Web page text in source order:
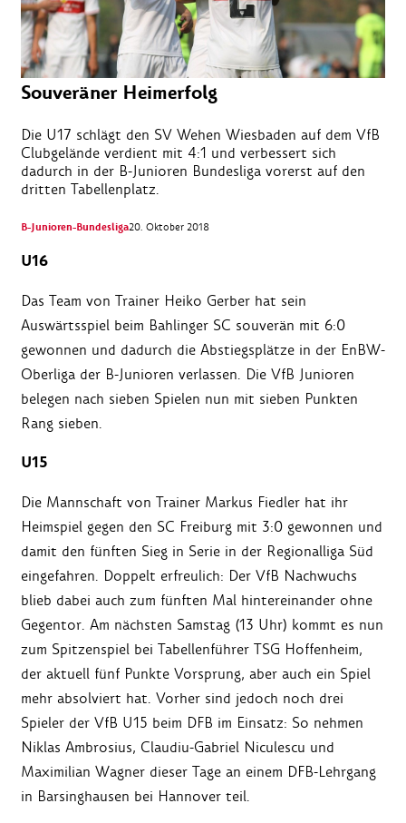
Souveräner Heimerfolg
Die U17 schlägt den SV Wehen Wiesbaden auf dem VfB
Clubgelände verdient mit 4:1 und verbessert sich
dadurch in der B-Junioren Bundesliga vorerst auf den
dritten Tabellenplatz.
B-Junioren-Bundesliga20. Oktober 2018
U16
Das Team von Trainer Heiko Gerber hat sein
Auswärtsspiel beim Bahlinger SC souverän mit 6:0
gewonnen und dadurch die Abstiegsplätze in der EnBW-
Oberliga der B-Junioren verlassen. Die VfB Junioren
belegen nach sieben Spielen nun mit sieben Punkten
Rang sieben.
U15
Die Mannschaft von Trainer Markus Fiedler hat ihr
Heimspiel gegen den SC Freiburg mit 3:0 gewonnen und
damit den fünften Sieg in Serie in der Regionalliga Süd
eingefahren. Doppelt erfreulich: Der VfB Nachwuchs
blieb dabei auch zum fünften Mal hintereinander ohne
Gegentor. Am nächsten Samstag (13 Uhr) kommt es nun
zum Spitzenspiel bei Tabellenführer TSG Hoffenheim,
der aktuell fünf Punkte Vorsprung, aber auch ein Spiel
mehr absolviert hat. Vorher sind jedoch noch drei
Spieler der VfB U15 beim DFB im Einsatz: So nehmen
Niklas Ambrosius, Claudiu-Gabriel Niculescu und
Maximilian Wagner dieser Tage an einem DFB-Lehrgang
in Barsinghausen bei Hannover teil.